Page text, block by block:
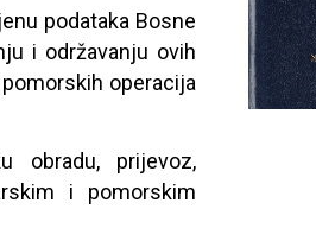
podataka Bosne
i održavanju ovih
operacija
obradu, prijevoz,
i pomorskim